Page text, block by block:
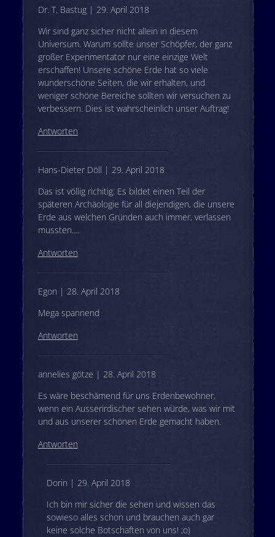
Dr. T. Bastug | 29. April 2018
Wir sind ganz sicher nicht allein in diesem
Universum. Warum sollte unser Schöpfer, der ganz
großer Experimentator nur eine einzige Welt
erschaffen! Unsere schöne Erde hat so viele
wunderschöne Seiten, die wir erhalten, und
weniger schöne Bereiche sollten wir versuchen zu
verbessern. Dies ist wahrscheinlich unser Auftrag!
Antworten
Hans-Dieter Döll | 29. April 2018
Das ist völlig richitig: Es bildet einen Teil der
späteren Archäologie für all diejendigen, die unsere
Erde aus welchen Gründen auch immer, verlassen
mussten….
Antworten
Egon | 28. April 2018
Mega spannend
Antworten
annelies götze | 28. April 2018
Es wäre beschämend für uns Erdenbewohner,
wenn ein Ausserirdischer sehen würde, was wir mit
und aus unserer schönen Erde gemacht haben.
Antworten
Dorin | 29. April 2018
Ich bin mir sicher die sehen und wissen das
sowieso alles schon und brauchen auch gar
keine solche Botschaften von uns! ;o)